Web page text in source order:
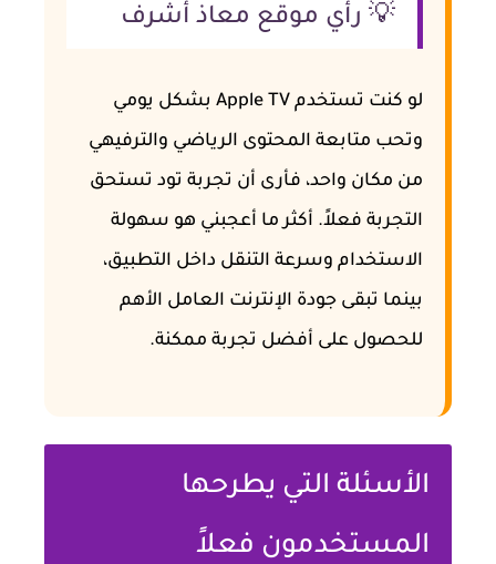
💡 رأي موقع معاذ أشرف
لو كنت تستخدم Apple TV بشكل يومي
وتحب متابعة المحتوى الرياضي والترفيهي
من مكان واحد، فأرى أن تجربة تود تستحق
التجربة فعلاً. أكثر ما أعجبني هو سهولة
الاستخدام وسرعة التنقل داخل التطبيق،
بينما تبقى جودة الإنترنت العامل الأهم
للحصول على أفضل تجربة ممكنة.
الأسئلة التي يطرحها
المستخدمون فعلاً